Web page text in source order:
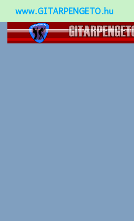
www.GITARPENGETO.hu
Népszerű-